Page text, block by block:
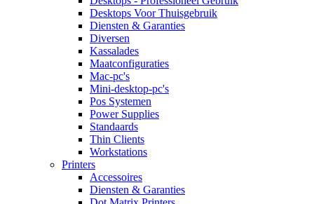
Desktops Voor Thuisgebruik
Diensten & Garanties
Diversen
Kassalades
Maatconfiguraties
Mac-pc's
Mini-desktop-pc's
Pos Systemen
Power Supplies
Standaards
Thin Clients
Workstations
Printers
Accessoires
Diensten & Garanties